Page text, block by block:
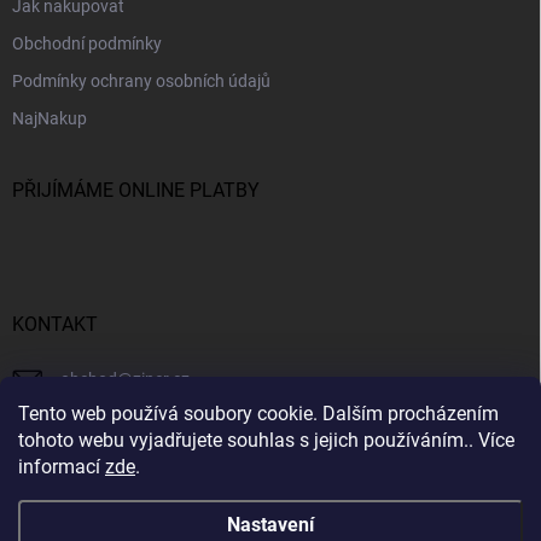
Tento web používá soubory cookie. Dalším procházením
tohoto webu vyjadřujete souhlas s jejich používáním.. Více
informací zde.
Nastavení
Jak nakupovat
Obchodní podmínky
Podmínky ochrany osobních údajů
NajNakup
PŘIJÍMÁME ONLINE PLATBY
KONTAKT
obchod@ziner.cz
728 355 665